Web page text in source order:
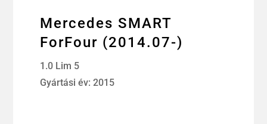
Mercedes SMART
ForFour (2014.07-)
1.0 Lim 5
Gyártási év: 2015